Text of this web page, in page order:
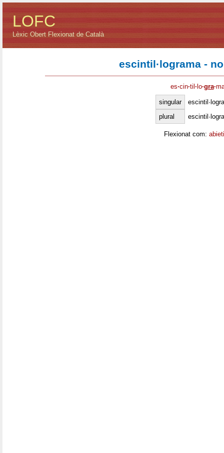
LOFC
Lèxic Obert Flexionat de Català
escintil·lograma -
es·cin·til · lo·gra·
singular
plural
Flexionat com: